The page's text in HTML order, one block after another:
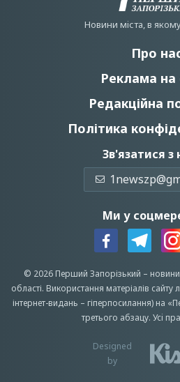
Новини мiста, в
Про
Реклама на
Редакційна
Політика
Зв'язатися з
Ми у
© 2026 Перший Запорізький –
області. Використання матеріалів
інтернет-видань – гіперпосилання) на
третього абзацу. Усi
Designed
by